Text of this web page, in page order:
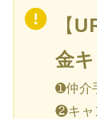
【
金
➊仲介
❷キャ